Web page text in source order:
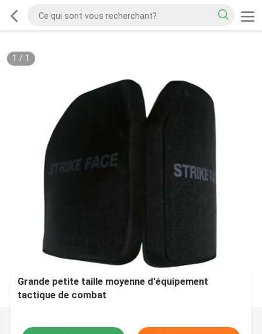
1 / 1
Grande petite taille moyenne d'équipement
tactique de combat